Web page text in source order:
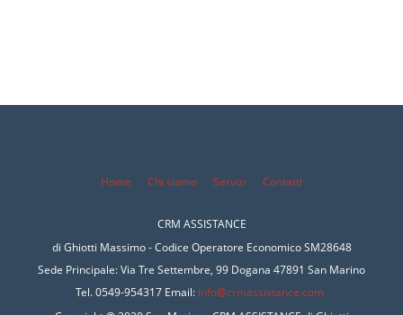
Home Chi siamo Servizi Contatti
CRM ASSISTANCE
di Ghiotti Massimo -Codice Operatore Economico SM28648
Sede Principale:Via Tre Settembre, 99 Dogana 47891 San Marino
Tel. 0549-954317 Email: info@crmassistance.com